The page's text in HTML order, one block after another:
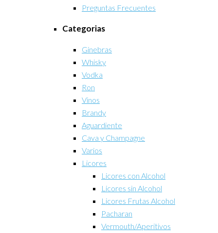
Preguntas Frecuentes
Categorias
Ginebras
Whisky
Vodka
Ron
Vinos
Brandy
Aguardiente
Cava y Champagne
Varios
Licores
Licores con Alcohol
Licores sin Alcohol
Licores Frutas Alcohol
Pacharan
Vermouth/Aperitivos